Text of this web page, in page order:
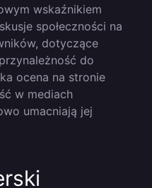
wskaźnikiem
społeczności na
dotyczące
do
ocena na stronie
w mediach
umacniają jej